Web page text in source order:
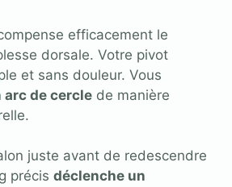
efficacement le
dorsale. Votre pivot
et sans douleur. Vous
arc de cercle de manière
juste avant de redescendre
précis déclenche un